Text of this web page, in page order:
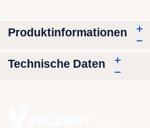
Produktinformationen
Technische Daten